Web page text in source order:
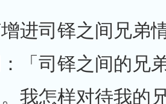
进司铎之间兄弟
「司铎之间的兄
我怎样对待我的